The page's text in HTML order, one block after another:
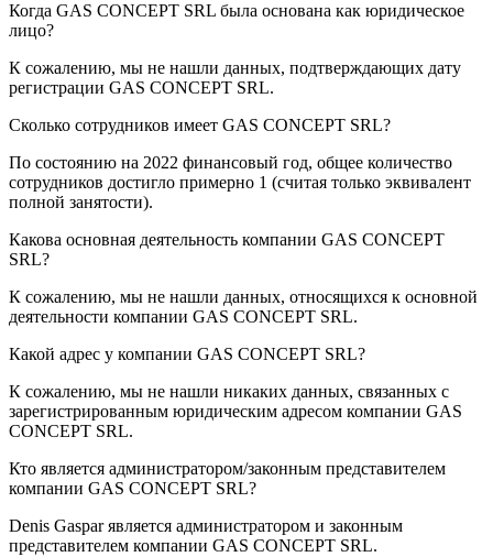
Когда GAS CONCEPT SRL была основана как юридическое
лицо?
К сожалению, мы не нашли данных, подтверждающих дату
регистрации GAS CONCEPT SRL.
Сколько сотрудников имеет GAS CONCEPT SRL?
По состоянию на 2022 финансовый год, общее количество
сотрудников достигло примерно 1 (считая только эквивалент
полной занятости).
Какова основная деятельность компании GAS CONCEPT
SRL?
К сожалению, мы не нашли данных, относящихся к основной
деятельности компании GAS CONCEPT SRL.
Какой адрес у компании GAS CONCEPT SRL?
К сожалению, мы не нашли никаких данных, связанных с
зарегистрированным юридическим адресом компании GAS
CONCEPT SRL.
Кто является администратором/законным представителем
компании GAS CONCEPT SRL?
Denis Gasparявляется администратором и законным
представителем компании GAS CONCEPT SRL.